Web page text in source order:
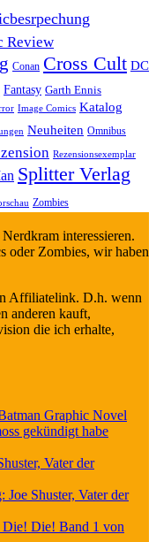
Review
Conan Cross Cult DC
Fantasy Garth Ennis
Image Comics Katalog
Neuheiten Omnibus
Rezensionsexemplar
Splitter Verlag
Zombies
interessieren.
oder Zombies, wir haben
Affiliatelink. D.h. wenn
anderen kauft,
die ich erhalte,
Graphic Novel
gekündigt habe
Vater der
Joe Shuster, Vater der
Die! Band 1 von